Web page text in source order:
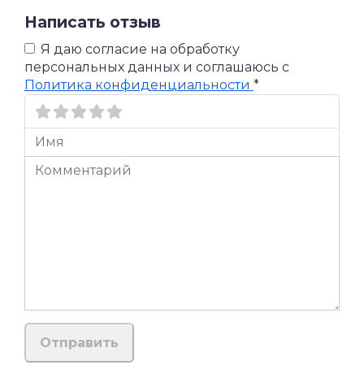
Написать отзыв
Я даю согласие на обработку
персональных данных и соглашаюсь c
Политика конфиденциальности *